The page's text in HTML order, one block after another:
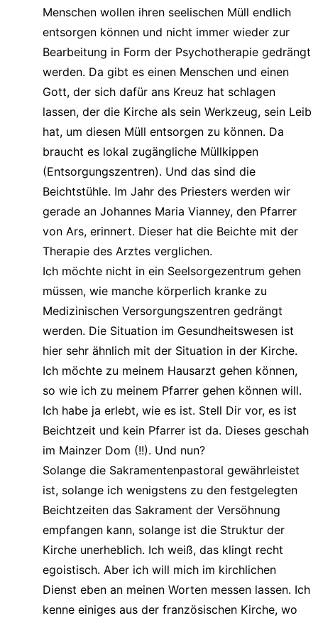
Menschen wollen ihren seelischen Müll endlich
entsorgen können und nicht immer wieder zur
Bearbeitung in Form der Psychotherapie gedrängt
werden. Da gibt es einen Menschen und einen
Gott, der sich dafür ans Kreuz hat schlagen
lassen, der die Kirche als sein Werkzeug, sein Leib
hat, um diesen Müll entsorgen zu können. Da
braucht es lokal zugängliche Müllkippen
(Entsorgungszentren). Und das sind die
Beichtstühle. Im Jahr des Priesters werden wir
gerade an Johannes Maria Vianney, den Pfarrer
von Ars, erinnert. Dieser hat die Beichte mit der
Therapie des Arztes verglichen.
Ich möchte nicht in ein Seelsorgezentrum gehen
müssen, wie manche körperlich kranke zu
Medizinischen Versorgungszentren gedrängt
werden. Die Situation im Gesundheitswesen ist
hier sehr ähnlich mit der Situation in der Kirche.
Ich möchte zu meinem Hausarzt gehen können,
so wie ich zu meinem Pfarrer gehen können will.
Ich habe ja erlebt, wie es ist. Stell Dir vor, es ist
Beichtzeit und kein Pfarrer ist da. Dieses geschah
im Mainzer Dom (!!). Und nun?
Solange die Sakramentenpastoral gewährleistet
ist, solange ich wenigstens zu den festgelegten
Beichtzeiten das Sakrament der Versöhnung
empfangen kann, solange ist die Struktur der
Kirche unerheblich. Ich weiß, das klingt recht
egoistisch. Aber ich will mich im kirchlichen
Dienst eben an meinen Worten messen lassen. Ich
kenne einiges aus der französischen Kirche, wo